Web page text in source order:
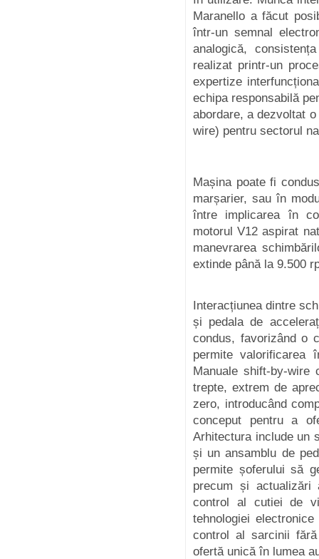
Maranello a făcut
într-un semnal
analogică,
realizat printr-un
expertize
echipa responsabilă
abordare, a dezvoltat
wire) pentru sectorul
Mașina poate fi
marșarier, sau în
între implicarea în
motorul V12 aspirat
manevrarea
extinde până la 9.500
Interacțiunea dintre
și pedala de
condus, favorizând o
permite valorificarea
Manuale shift-by-
trepte, extrem de
zero, introducând
conceput pentru a
Arhitectura include un
și un ansamblu de
permite șoferului să
precum și
control al cutiei de
tehnologiei
control al sarcinii
ofertă unică în lumea